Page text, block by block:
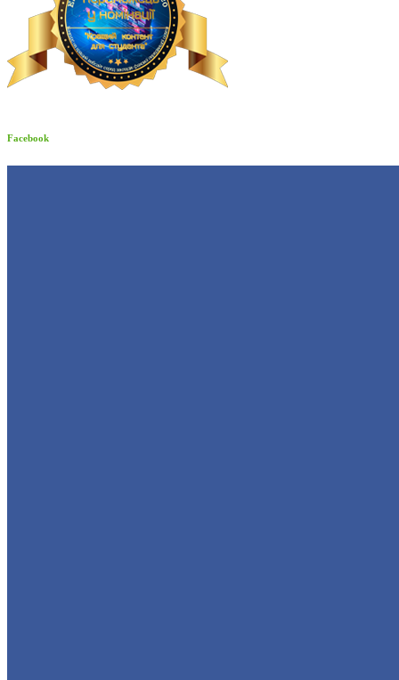
Facebook